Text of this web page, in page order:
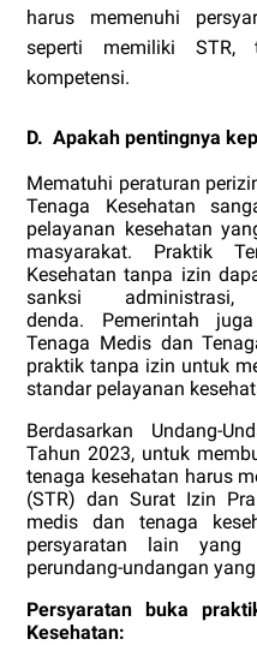
harus memenuhi
seperti memiliki
kompetensi.
D. Apakah pentingnya
Mematuhi peraturan
Tenaga Kesehatan
pelayanan kesehatan
masyarakat. Praktik
Kesehatan tanpa izin
sanksi
denda. Pemerintah
Tenaga Medis dan
praktik tanpa izin untuk
standar pelayanan
Berdasarkan Undang-
Tahun 2023, untuk
tenaga kesehatan harus
(STR) dan Surat Izin
medis dan tenaga
persyaratan lain yang
perundang-undangan
Persyaratan buka
Kesehatan: